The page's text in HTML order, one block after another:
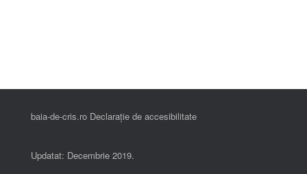
baia-de-cris.ro Declarație de accesibilitate
Updatat: Decembrie 2019.